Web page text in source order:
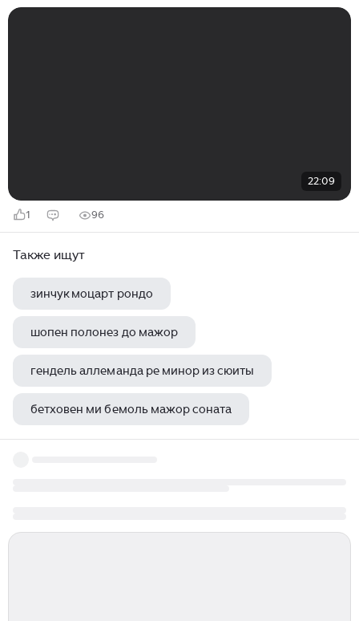
22:09
1 96
Также ищут
зинчук моцарт рондо
шопен полонез до мажор
гендель аллеманда ре минор из сюиты
бетховен ми бемоль мажор соната